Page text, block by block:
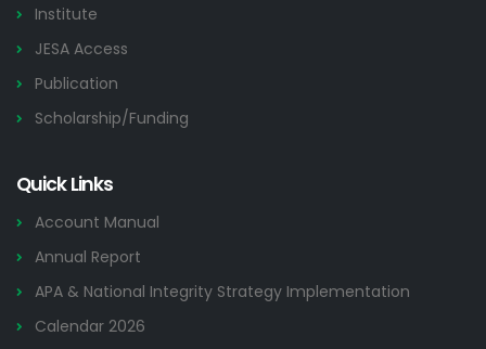
Institute
JESA Access
Publication
Scholarship/Funding
Quick Links
Account Manual
Annual Report
APA & National Integrity Strategy Implementation
Calendar 2026